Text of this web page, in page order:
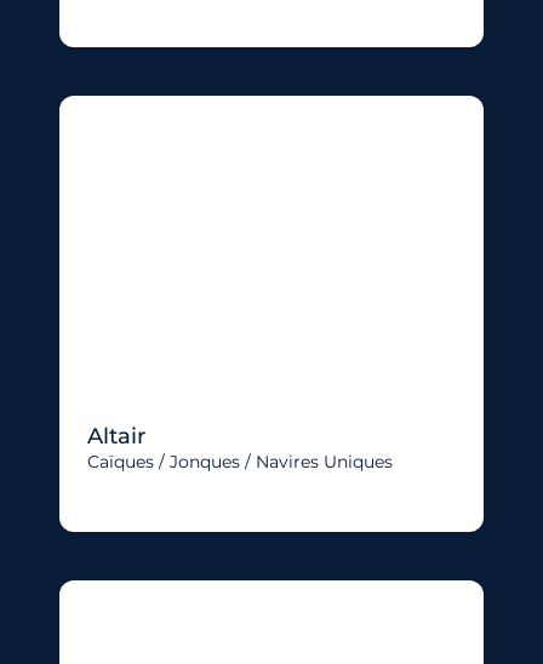
Altair
Caïques / Jonques / Navires Uniques